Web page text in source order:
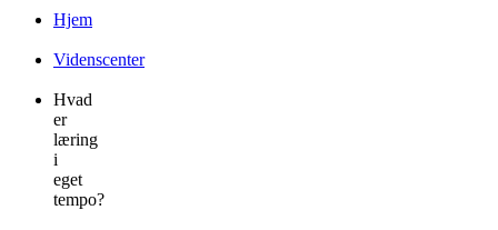
Hjem
Videnscenter
Hvad
er
læring
i
eget
tempo?